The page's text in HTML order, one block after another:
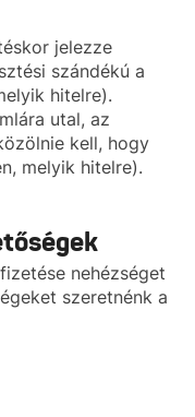
jelezze
szándékú a
hitelre).
utal, az
kell, hogy
melyik hitelre).
nehézséget
szeretnénk a